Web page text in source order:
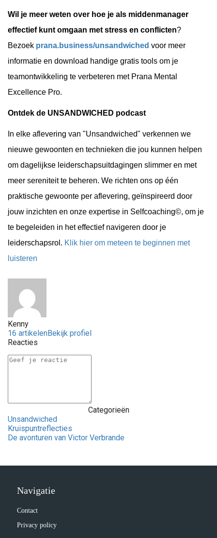
Wil je meer weten over hoe je als middenmanager
effectief kunt omgaan met stress en conflicten?
Bezoek prana.business/unsandwiched voor meer
informatie en download handige gratis tools om je
teamontwikkeling te verbeteren met Prana Mental
Excellence Pro.
Ontdek de UNSANDWICHED podcast
In elke aflevering van "Unsandwiched" verkennen we
nieuwe gewoonten en technieken die jou kunnen helpen
om dagelijkse leiderschapsuitdagingen slimmer en met
meer sereniteit te beheren. We richten ons op één
praktische gewoonte per aflevering, geïnspireerd door
jouw inzichten en onze expertise in Selfcoaching©, om je
te begeleiden in het effectief navigeren door je
leiderschapsrol. Klik hier om meteen te beginnen met
luisteren
Kenny
16 artikelenBekijk profiel
Reacties
Categorieën
Unsandwiched
Kruispuntreflecties
De avonturen van Victor Verbrande
Navigatie
Contact
Privacy policy